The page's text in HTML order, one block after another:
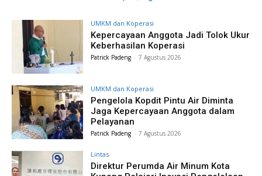
UMKM dan Koperasi
Kepercayaan Anggota Jadi Tolok Ukur
Keberhasilan Koperasi
Patrick Padeng - 7 Agustus 2026
UMKM dan Koperasi
Pengelola Kopdit Pintu Air Diminta
Jaga Kepercayaan Anggota dalam
Pelayanan
Patrick Padeng - 7 Agustus 2026
Lintas
Direktur Perumda Air Minum Kota